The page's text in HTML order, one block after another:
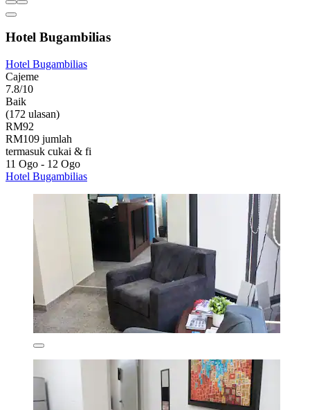
Hotel Bugambilias
Hotel Bugambilias
Cajeme
7.8/10
Baik
(172 ulasan)
RM92
RM109 jumlah
termasuk cukai & fi
11 Ogo - 12 Ogo
Hotel Bugambilias